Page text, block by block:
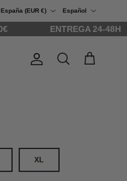
España (EUR €)
Español
ENTREGA 24-48H
CuentaBuscar Carrito
XL